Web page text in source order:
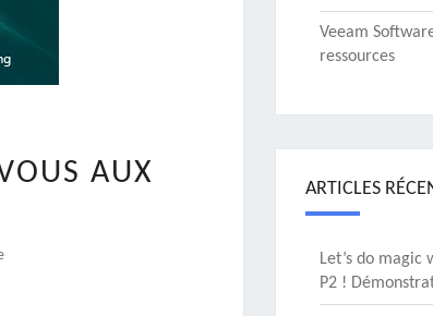
AUX
Veeam
ressources
ARTICLES
Let’s do magic
P2 !